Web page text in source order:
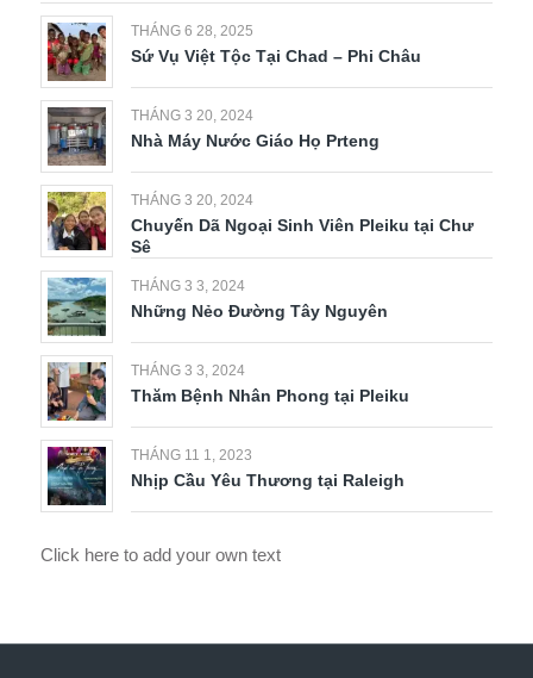
THÁNG 6 28, 2025
Sứ Vụ Việt Tộc Tại Chad – Phi Châu
THÁNG 3 20, 2024
Nhà Máy Nước Giáo Họ Prteng
THÁNG 3 20, 2024
Chuyến Dã Ngoại Sinh Viên Pleiku tại Chư
Sê
THÁNG 3 3, 2024
Những Nẻo Đường Tây Nguyên
THÁNG 3 3, 2024
Thăm Bệnh Nhân Phong tại Pleiku
THÁNG 11 1, 2023
Nhịp Cầu Yêu Thương tại Raleigh
Click here to add your own text